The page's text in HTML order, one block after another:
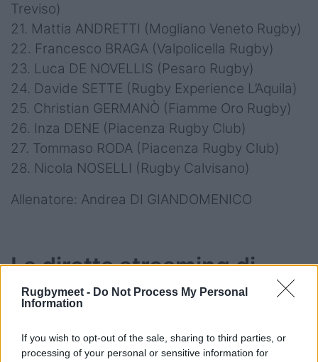
Rugbymeet - Do Not Process My Personal
Information
If you wish to opt-out of the sale, sharing to third parties, or
processing of your personal or sensitive information for
Treviso)
21. Mattia ANDRETTI (Mogliano Veneto Rugby)
22. Francesco BRAGA (Valpolicella Rugby)
23. Luca DE NOVELLIS (Pesaro Rugby)
24. Davide SETTE (Rugby Experience L’Aquila)
25. Christian GERMANÒ (Fiamme Oro Rugby)
26. Inza DENE (Piacenza Rugby Club)
27. Tommaso RODA (Piacenza Rugby Club)
28. Nicola NOSELLI (Rugby Calvisano)
Allenatore: Andrea DI GIANDOMENICO
La diretta streaming di
Italia U20 v Spagna U20